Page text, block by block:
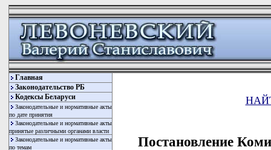
Главная
Законодательство РБ
Кодексы Беларуси
Законодательные и нормативные акты
по дате принятия
Законодательные и нормативные акты
принятые различными органами власти
Законодательные и нормативные акты
по темам
Постановление